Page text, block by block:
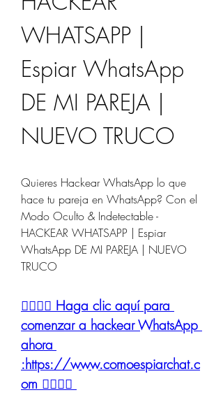
WHATSAPP |
Espiar WhatsApp
DE MI PAREJA |
NUEVO TRUCO
Quieres Hackear WhatsApp lo que
hace tu pareja en WhatsApp? Con el
Modo Oculto & Indetectable -
HACKEAR WHATSAPP | Espiar
WhatsApp DE MI PAREJA | NUEVO
TRUCO
👉🏻👉🏻 Haga clic aquí para
comenzar a hackear WhatsApp
ahora
:https://www.comoespiarchat.c
om 👈🏻👈🏻